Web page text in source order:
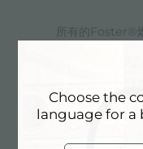
所有的Foster®
Choose the
language for a